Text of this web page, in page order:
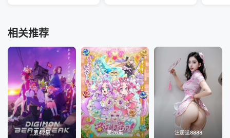
相关推荐
第42集 第26集 注册送8888